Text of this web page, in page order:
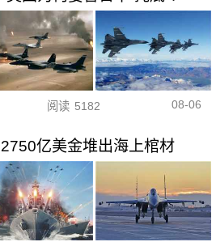
阅读 5182 08-06
亿美金堆出海上棺材